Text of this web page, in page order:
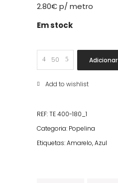
2.80€p/ metro
Em stock
Regional
Amarelo/Azul
quantity
Adicionar
Add to wishlist
REF:TE 400-180_1
Categoria: Popelina
Etiquetas:Amarelo,Azul